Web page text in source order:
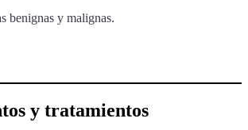
benignas y malignas.
y tratamientos